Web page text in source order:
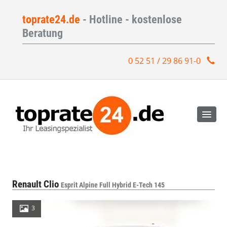
toprate24.de - Hotline - kostenlose
Beratung
0 52 51 / 29 86 91-0
Renault Clio Esprit Alpine Full Hybrid E-Tech 145
3